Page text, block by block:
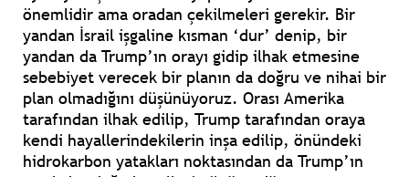
önemlidir ama oradan çekilmeleri gerekir. Bir
yandan İsrail işgaline kısman ‘dur’ denip, bir
yandan da Trump’ın orayı gidip ilhak etmesine
sebebiyet verecek bir planın da doğru ve nihai bir
plan olmadığını düşünüyoruz. Orası Amerika
tarafından ilhak edilip, Trump tarafından oraya
kendi hayallerindekilerin inşa edilip, önündeki
hidrokarbon yatakları noktasından da Trump’ın